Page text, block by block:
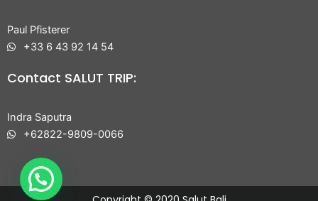
Paul Pfisterer
+33 6 43 92 14 54
Contact SALUT TRIP:
Indra Saputra
+62822-9809-0066